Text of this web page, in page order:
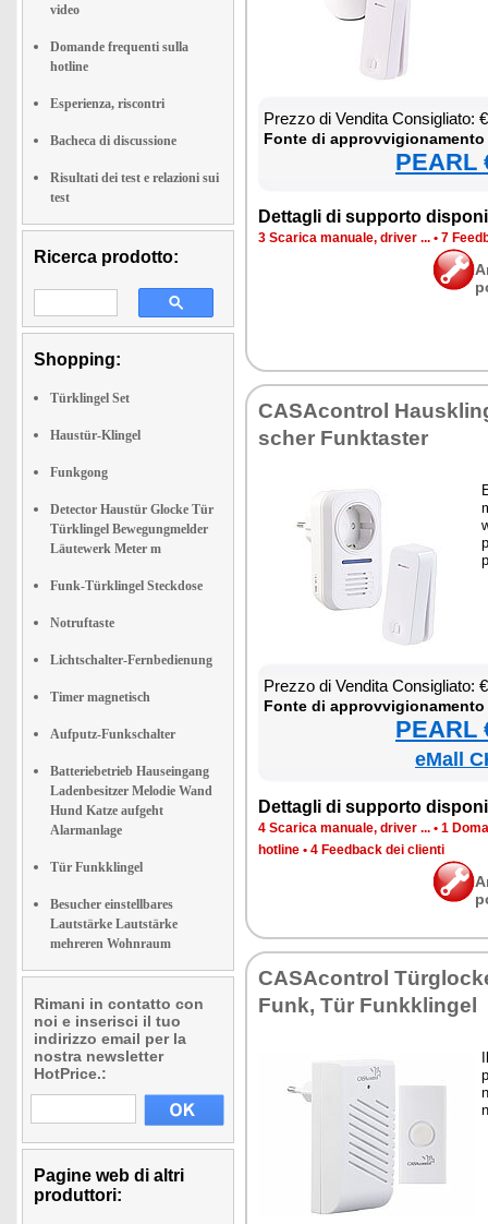
video
Domande frequenti sulla
hotline
Esperienza, riscontri
Bacheca di discussione
Risultati dei test e relazioni sui
test
Ricerca prodotto:
Shopping:
Türklingel Set
Haustür-Klingel
Funkgong
Detector Haustür Glocke Tür
Türklingel Bewegungmelder
Läutewerk Meter m
Funk-Türklingel Steckdose
Notruftaste
Lichtschalter-Fernbedienung
Timer magnetisch
Aufputz-Funkschalter
Batteriebetrieb Hauseingang
Ladenbesitzer Melodie Wand
Hund Katze aufgeht
Alarmanlage
Tür Funkklingel
Besucher einstellbares
Lautstärke Lautstärke
mehreren Wohnraum
Rimani in contatto con
noi e inserisci il tuo
indirizzo email per la
nostra newsletter
HotPrice.:
Pagine web di altri
produttori:
Prez­zo di Ven­di­ta Con­si­glia­to:
Fon­te di
PEARL
Det­ta­gli di sup­por­to
3 Sca­ri­ca ma­nua­le, dri­ver ... • 7
CA­SA­con­trol
scher Funk­ta­ster
Prez­zo di Ven­di­ta Con­si­glia­to:
Fon­te di
PEARL
eMall
Det­ta­gli di sup­por­to
4 Sca­ri­ca ma­nua­le, dri­ver ... • 1
ho­tli­ne • 4 Feed­back dei clien­ti
CA­SA­con­trol
Funk, Tür Funk­klin­gel